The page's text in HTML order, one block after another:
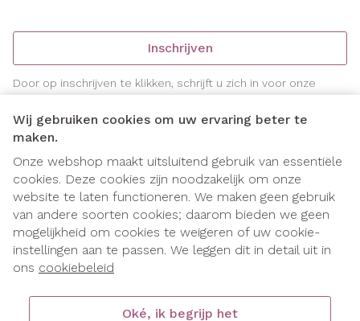
Wij gebruiken cookies om uw ervaring beter te
maken.
Onze webshop maakt uitsluitend gebruik van essentiële
cookies. Deze cookies zijn noodzakelijk om onze
website te laten functioneren. We maken geen gebruik
van andere soorten cookies; daarom bieden we geen
mogelijkheid om cookies te weigeren of uw cookie-
instellingen aan te passen. We leggen dit in detail uit in
ons cookiebeleid
Oké, ik begrijp het
Inschrijven
Door op inschrijven te klikken, schrijft u zich in voor onze
nieuwsbrief en gaat u akkoord met onzeprivacy policy.
Juridische links